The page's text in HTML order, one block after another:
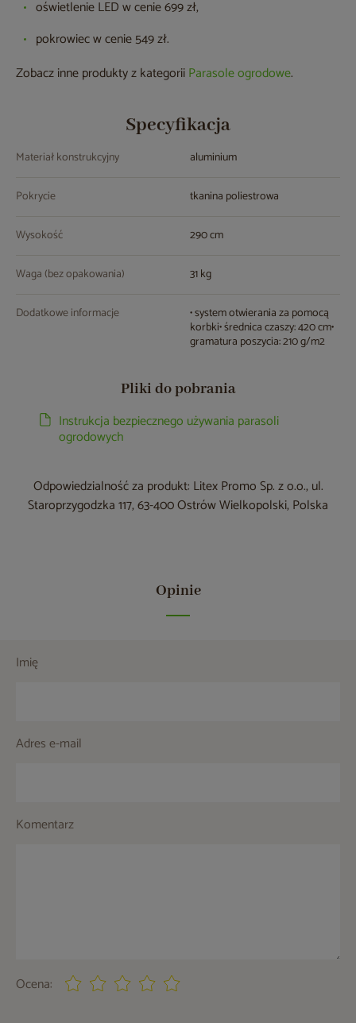
oświetlenie LED w cenie 699 zł,
pokrowiec w cenie 549 zł.
Zobacz inne produkty z kategoriiParasole ogrodowe.
Specyfikacja
Materiał konstrukcyjny aluminium
Pokrycie tkanina poliestrowa
Wysokość 290 cm
Waga (bez opakowania) 31 kg
Dodatkowe informacje • system otwierania za pomocą
korbki• średnica czaszy: 420 cm•
gramatura poszycia: 210 g/m2
Pliki do pobrania
Instrukcja bezpiecznego używania parasoli
ogrodowych
Odpowiedzialność za produkt: Litex Promo Sp. z o.o., ul.
Staroprzygodzka 117, 63-400 Ostrów Wielkopolski, Polska
Opinie
Imię
Adres e-mail
Komentarz
Ocena: